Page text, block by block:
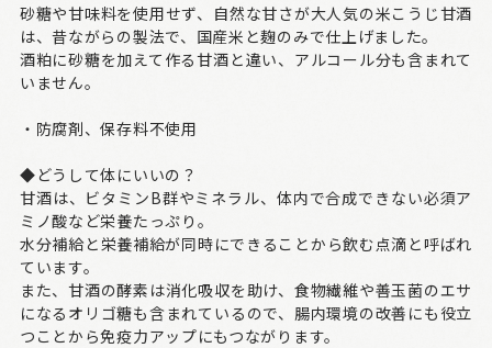
砂糖や甘味料を使用せず、自然な甘さが大人気の米こうじ甘酒
は、昔ながらの製法で、国産米と麹のみで仕上げました。
酒粕に砂糖を加えて作る甘酒と違い、アルコール分も含まれて
いません。
・防腐剤、保存料不使用
◆どうして体にいいの？
甘酒は、ビタミンB群やミネラル、体内で合成できない必須ア
ミノ酸など栄養たっぷり。
水分補給と栄養補給が同時にできることから飲む点滴と呼ばれ
ています。
また、甘酒の酵素は消化吸収を助け、食物繊維や善玉菌のエサ
になるオリゴ糖も含まれているので、腸内環境の改善にも役立
つことから免疫力アップにもつながります。